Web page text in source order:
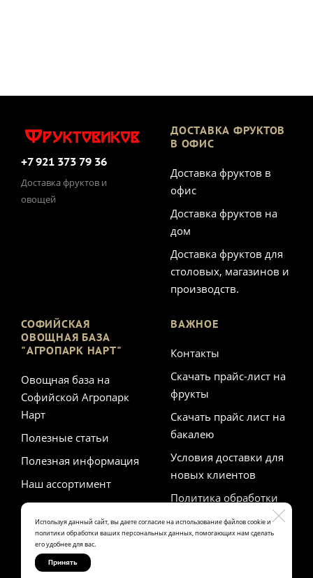
Используя данный сайт, вы даете согласие на использование файлов cookie и
политики обработки ваших персональных данных, помогающих нам сделать
его удобнее для вас.
Принять
+7 921 373 79 36
Доставка фруктов и
овощей
ДОСТАВКА ФРУКТОВ
В ОФИС
Доставка фруктов в
офис
Доставка фруктов на
дом
Доставка фруктов для
столовых, магазинов и
производств.
СОФИЙСКАЯ
ОВОЩНАЯ БАЗА
"АГРОПАРК НАРТ"
Овощная база на
Софийской Агропарк
Нарт
Полезные статьи
Полезная информация
Наш ассортимент
ВАЖНОЕ
Контакты
Скачать прайс-лист на
фрукты
Скачать прайс лист на
бакалею
Условия доставки для
новых клиентов
Политика обработки
персональных данных